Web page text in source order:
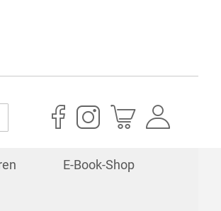
Mein Warenkorb
E-Book-Shop